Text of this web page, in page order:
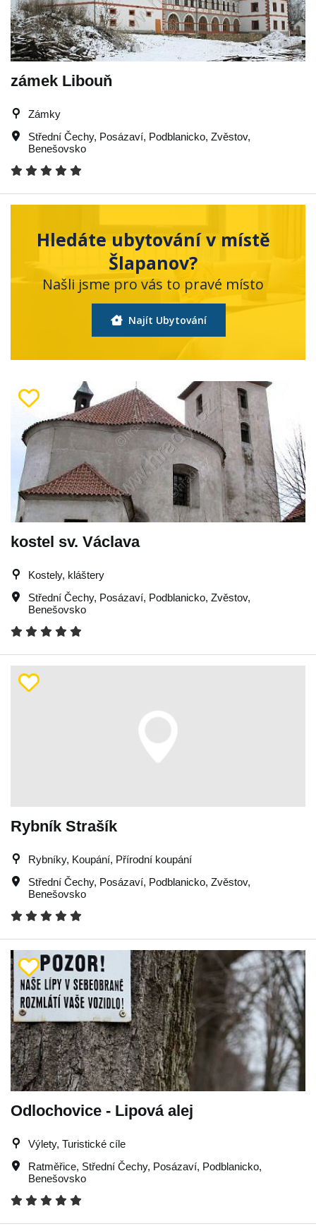
zámek Libouň
Zámky
Střední Čechy, Posázaví, Podblanicko, Zvěstov,
Benešovsko
Hledáte ubytování v místě
Šlapanov?
Našli jsme pro vás to pravé místo
Najít Ubytování
kostel sv. Václava
Kostely, kláštery
Střední Čechy, Posázaví, Podblanicko, Zvěstov,
Benešovsko
Rybník Strašík
Rybníky, Koupání, Přírodní koupání
Střední Čechy, Posázaví, Podblanicko, Zvěstov,
Benešovsko
Odlochovice - Lipová alej
Výlety, Turistické cíle
Ratměřice, Střední Čechy, Posázaví, Podblanicko,
Benešovsko